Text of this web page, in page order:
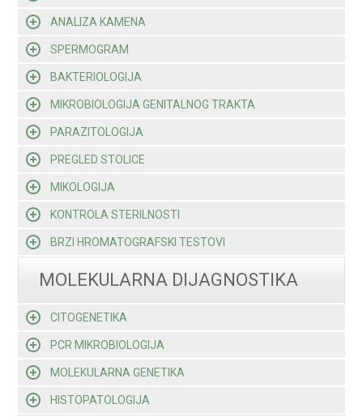
ANALIZA KAMENA
SPERMOGRAM
BAKTERIOLOGIJA
MIKROBIOLOGIJA GENITALNOG TRAKTA
PARAZITOLOGIJA
PREGLED STOLICE
MIKOLOGIJA
KONTROLA STERILNOSTI
BRZI HROMATOGRAFSKI TESTOVI
MOLEKULARNA DIJAGNOSTIKA
CITOGENETIKA
PCR MIKROBIOLOGIJA
MOLEKULARNA GENETIKA
HISTOPATOLOGIJA